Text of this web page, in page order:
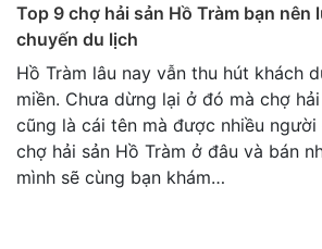
Top 9 chợ hải sản Hồ Tràm bạn nên
chuyến du lịch
Hồ Tràm lâu nay vẫn thu hút khách
miền. Chưa dừng lại ở đó mà chợ
cũng là cái tên mà được nhiều người
chợ hải sản Hồ Tràm ở đâu và bán
mình sẽ cùng bạn khám…